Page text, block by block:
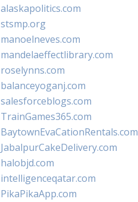
alaskapolitics.com
stsmp.org
manoelneves.com
mandelaeffectlibrary.com
roselynns.com
balanceyoganj.com
salesforceblogs.com
TrainGames365.com
BaytownEvaCationRentals.com
JabalpurCakeDelivery.com
halobjd.com
intelligenceqatar.com
PikaPikaApp.com